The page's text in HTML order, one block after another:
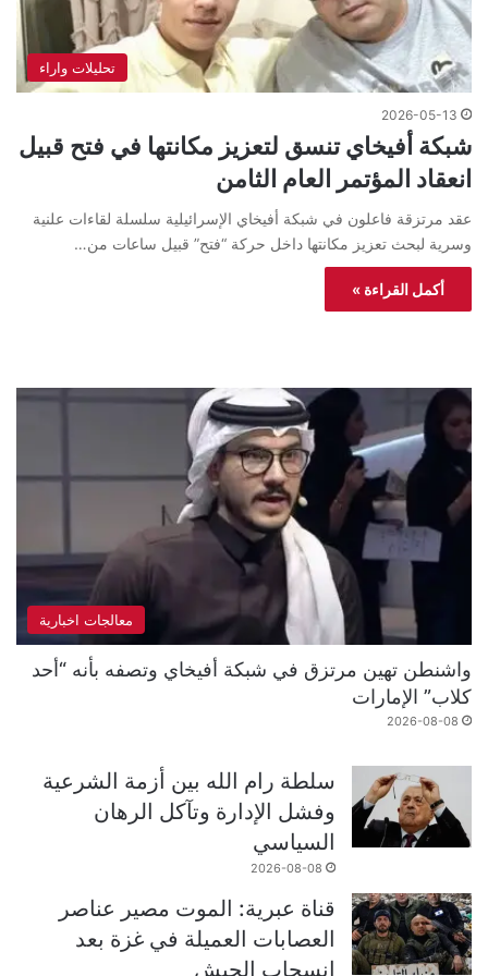
تحليلات واراء
2026-05-13
شبكة أفيخاي تنسق لتعزيز مكانتها في فتح قبيل
انعقاد المؤتمر العام الثامن
عقد مرتزقة فاعلون في شبكة أفيخاي الإسرائيلية سلسلة لقاءات علنية
وسرية لبحث تعزيز مكانتها داخل حركة “فتح” قبيل ساعات من…
أكمل القراءة »
معالجات اخبارية
واشنطن تهين مرتزق في شبكة أفيخاي وتصفه بأنه “أحد
كلاب” الإمارات
2026-08-08
سلطة رام الله بين أزمة الشرعية
وفشل الإدارة وتآكل الرهان
السياسي
2026-08-08
قناة عبرية: الموت مصير عناصر
العصابات العميلة في غزة بعد
انسحاب الجيش